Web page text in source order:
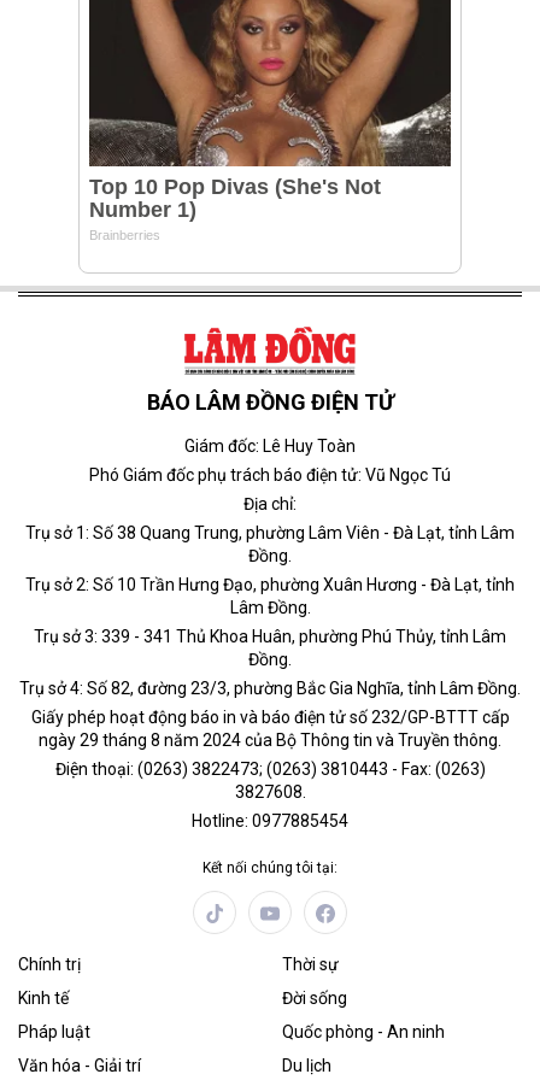
BÁO LÂM ĐỒNG ĐIỆN TỬ
Giám đốc: Lê Huy Toàn
Phó Giám đốc phụ trách báo điện tử: Vũ Ngọc Tú
Địa chỉ:
Trụ sở 1: Số 38 Quang Trung, phường Lâm Viên - Đà Lạt, tỉnh Lâm
Đồng.
Trụ sở 2: Số 10 Trần Hưng Đạo, phường Xuân Hương - Đà Lạt, tỉnh
Lâm Đồng.
Trụ sở 3: 339 - 341 Thủ Khoa Huân, phường Phú Thủy, tỉnh Lâm
Đồng.
Trụ sở 4: Số 82, đường 23/3, phường Bắc Gia Nghĩa, tỉnh Lâm Đồng.
Giấy phép hoạt động báo in và báo điện tử số 232/GP-BTTT cấp
ngày 29 tháng 8 năm 2024 của Bộ Thông tin và Truyền thông.
Điện thoại: (0263) 3822473; (0263) 3810443 - Fax: (0263)
3827608.
Hotline: 0977885454
Kết nối chúng tôi tại:
Chính trị
Thời sự
Kinh tế
Đời sống
Pháp luật
Quốc phòng - An ninh
Văn hóa - Giải trí
Du lịch